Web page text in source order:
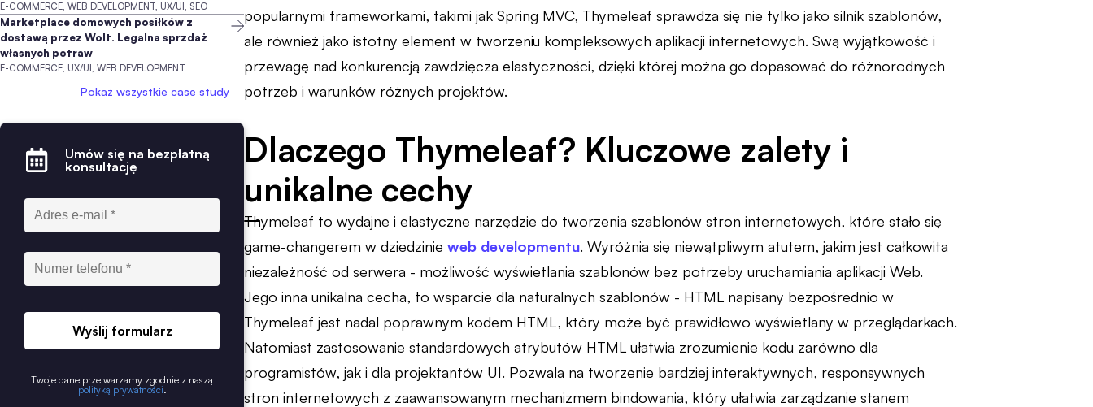
E-COMMERCE, WEB DEVELOPMENT, UX/UI, SEO
Marketplace domowych posiłków z
dostawą przez Wolt. Legalna sprzdaż
własnych potraw
E-COMMERCE, UX/UI, WEB DEVELOPMENT
Pokaż wszystkie case study
Umów się na bezpłatną
konsultację
Wyślij formularz
Twoje dane przetwarzamy zgodnie z naszą
polityką prywatności
popularnymi frameworkami, takimi jak Spring MVC, Thymeleaf sprawdza się nie tylko jako silnik szablonów,
ale również jako istotny element w tworzeniu kompleksowych aplikacji internetowych. Swą wyjątkowość i
przewagę nad konkurencją zawdzięcza elastyczności, dzięki której można go dopasować do różnorodnych
potrzeb i warunków różnych projektów.
Dlaczego Thymeleaf? Kluczowe zalety i
unikalne cechy
Thymeleaf to wydajne i elastyczne narzędzie do tworzenia szablonów stron internetowych, które stało się
game-changerem w dziedzinie web developmentu. Wyróżnia się niewątpliwym atutem, jakim jest całkowita
niezależność od serwera - możliwość wyświetlania szablonów bez potrzeby uruchamiania aplikacji Web.
Jego inna unikalna cecha, to wsparcie dla naturalnych szablonów - HTML napisany bezpośrednio w
Thymeleaf jest nadal poprawnym kodem HTML, który może być prawidłowo wyświetlany w przeglądarkach.
Natomiast zastosowanie standardowych atrybutów HTML ułatwia zrozumienie kodu zarówno dla
programistów, jak i dla projektantów UI. Pozwala na tworzenie bardziej interaktywnych, responsywnych
stron internetowych z zaawansowanym mechanizmem bindowania, który ułatwia zarządzanie stanem